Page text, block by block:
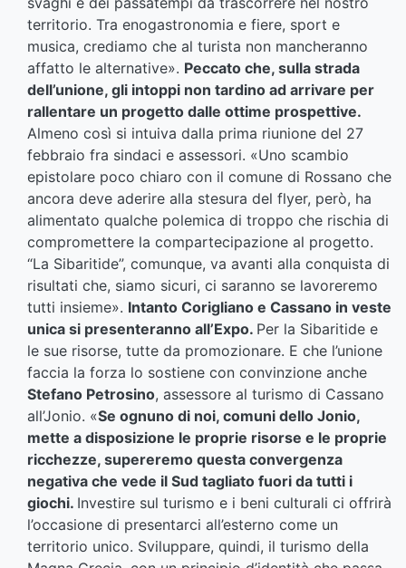
territorio. Tra enogastronomia e fiere, sport e
musica, crediamo che al turista non mancheranno
affatto le alternative». Peccato che, sulla strada
dell’unione, gli intoppi non tardino ad arrivare per
rallentare un progetto dalle ottime prospettive.
Almeno così si intuiva dalla prima riunione del 27
febbraio fra sindaci e assessori. «Uno scambio
epistolare poco chiaro con il comune di Rossano che
ancora deve aderire alla stesura del flyer, però, ha
alimentato qualche polemica di troppo che rischia di
compromettere la compartecipazione al progetto.
“La Sibaritide”, comunque, va avanti alla conquista di
risultati che, siamo sicuri, ci saranno se lavoreremo
tutti insieme». Intanto Corigliano e Cassano in veste
unica si presenteranno all’Expo. Per la Sibaritide e
le sue risorse, tutte da promozionare. E che l’unione
faccia la forza lo sostiene con convinzione anche
Stefano Petrosino, assessore al turismo di Cassano
all’Jonio. «Se ognuno di noi, comuni dello Jonio,
mette a disposizione le proprie risorse e le proprie
ricchezze, supereremo questa convergenza
negativa che vede il Sud tagliato fuori da tutti i
giochi. Investire sul turismo e i beni culturali ci offrirà
l’occasione di presentarci all’esterno come un
territorio unico. Sviluppare, quindi, il turismo della